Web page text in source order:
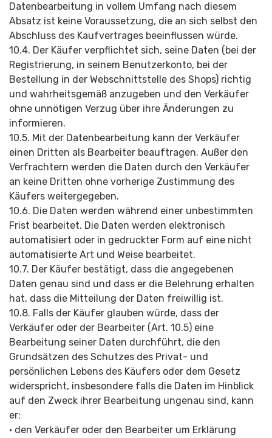
Datenbearbeitung in vollem Umfang nach diesem
Absatz ist keine Voraussetzung, die an sich selbst den
Abschluss des Kaufvertrages beeinflussen würde.
10.4. Der Käufer verpflichtet sich, seine Daten (bei der
Registrierung, in seinem Benutzerkonto, bei der
Bestellung in der Webschnittstelle des Shops) richtig
und wahrheitsgemäß anzugeben und den Verkäufer
ohne unnötigen Verzug über ihre Änderungen zu
informieren.
10.5. Mit der Datenbearbeitung kann der Verkäufer
einen Dritten als Bearbeiter beauftragen. Außer den
Verfrachtern werden die Daten durch den Verkäufer
an keine Dritten ohne vorherige Zustimmung des
Käufers weitergegeben.
10.6. Die Daten werden während einer unbestimmten
Frist bearbeitet. Die Daten werden elektronisch
automatisiert oder in gedruckter Form auf eine nicht
automatisierte Art und Weise bearbeitet.
10.7. Der Käufer bestätigt, dass die angegebenen
Daten genau sind und dass er die Belehrung erhalten
hat, dass die Mitteilung der Daten freiwillig ist.
10.8. Falls der Käufer glauben würde, dass der
Verkäufer oder der Bearbeiter (Art. 10.5) eine
Bearbeitung seiner Daten durchführt, die den
Grundsätzen des Schutzes des Privat- und
persönlichen Lebens des Käufers oder dem Gesetz
widerspricht, insbesondere falls die Daten im Hinblick
auf den Zweck ihrer Bearbeitung ungenau sind, kann
er:
• den Verkäufer oder den Bearbeiter um Erklärung